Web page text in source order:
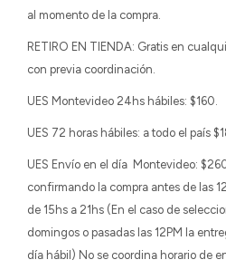
al momento de la compra.
RETIRO EN TIENDA: Gratis en
con previa coordinación.
UES Montevideo 24hs hábiles: $160.
UES 72 horas hábiles: a todo el país
UES Envío en el día Montevideo:
confirmando la compra antes de las
de 15hs a 21hs (En el caso de
domingos o pasadas las 12PM la
día hábil) No se coordina horario de